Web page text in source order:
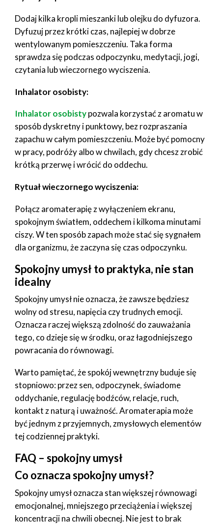
Dodaj kilka kropli mieszanki lub olejku do dyfuzora.
Dyfuzuj przez krótki czas, najlepiej w dobrze
wentylowanym pomieszczeniu. Taka forma
sprawdza się podczas odpoczynku, medytacji, jogi,
czytania lub wieczornego wyciszenia.
Inhalator osobisty:
Inhalator osobistypozwala korzystać z aromatu w
sposób dyskretny i punktowy, bez rozpraszania
zapachu w całym pomieszczeniu. Może być pomocny
w pracy, podróży albo w chwilach, gdy chcesz zrobić
krótką przerwę i wrócić do oddechu.
Rytuał wieczornego wyciszenia:
Połącz aromaterapię z wyłączeniem ekranu,
spokojnym światłem, oddechem i kilkoma minutami
ciszy. W ten sposób zapach może stać się sygnałem
dla organizmu, że zaczyna się czas odpoczynku.
Spokojny umysł to praktyka, nie stan
idealny
Spokojny umysł nie oznacza, że zawsze będziesz
wolny od stresu, napięcia czy trudnych emocji.
Oznacza raczej większą zdolność do zauważania
tego, co dzieje się w środku, oraz łagodniejszego
powracania do równowagi.
Warto pamiętać, że spokój wewnętrzny buduje się
stopniowo: przez sen, odpoczynek, świadome
oddychanie, regulację bodźców, relacje, ruch,
kontakt z naturą i uważność. Aromaterapia może
być jednym z przyjemnych, zmysłowych elementów
tej codziennej praktyki.
FAQ – spokojny umysł
Co oznacza spokojny umysł?
Spokojny umysł oznacza stan większej równowagi
emocjonalnej, mniejszego przeciążenia i większej
koncentracji na chwili obecnej. Nie jest to brak